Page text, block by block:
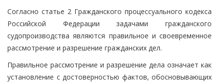
Согласно статье 2 Гражданского процессуального кодекса
Российской Федерации задачами гражданского
судопроизводства являются правильное и своевременное
рассмотрение и разрешение гражданских дел.
Правильное рассмотрение и разрешение дела означает как
установление с достоверностью фактов, обосновывающих